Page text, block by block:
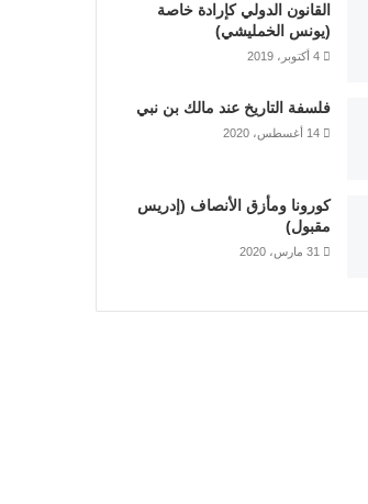
القانون الدولي كإرادة خاصة
(يونس الخمليشي)
4 أكتوبر، 2019
فلسفة التاريخ عند مالك بن نبي
14 أغسطس، 2020
كورونا ومأزق الأنصاف (إدريس
مقبول)
31 مارس، 2020